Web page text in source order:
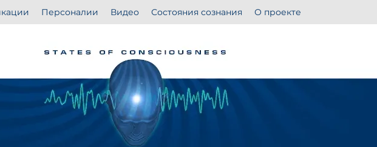
Персоналии Видео Состояния сознания О проекте